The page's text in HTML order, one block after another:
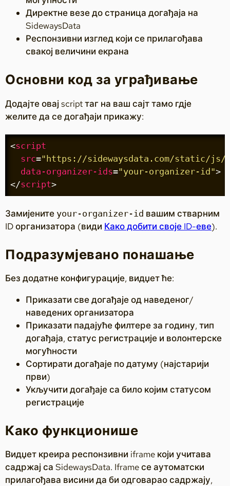
Директне везе до страница догађаја на
SidewaysData
Респонзивни изглед који се прилагођава
свакој величини екрана
Основни код за уграђивање
Додајте овај script таг на ваш сајт тамо гдје
желите да се догађаји прикажу:
<script
src="https://sidewaysdata.com/static/js/
data-organizer-ids="your-organizer-id">
</script>
Замијените your-organizer-id вашим стварним
ID организатора (види Како добити своје ID-еве).
Подразумјевано понашање
Без додатне конфигурације, видџет ће:
Приказати све догађаје од наведеног/
наведених организатора
Приказати падајуће филтере за годину, тип
догађаја, статус регистрације и волонтерске
могућности
Сортирати догађаје по датуму (најстарији
први)
Укључити догађаје са било којим статусом
регистрације
Како функционише
Видџет креира респонзивни iframe који учитава
садржај са SidewaysData. Iframe се аутоматски
прилагођава висини да би одговарао садржају,